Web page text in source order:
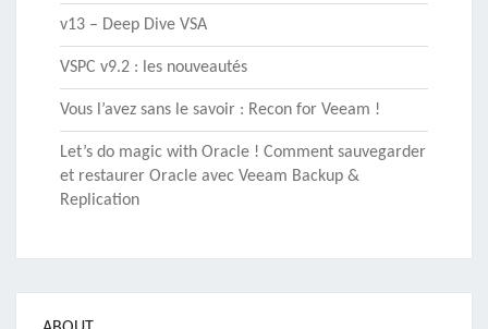
v13 – Deep Dive VSA
VSPC v9.2 : les nouveautés
Vous l’avez sans le savoir : Recon for Veeam !
Let’s do magic with Oracle ! Comment sauvegarder
et restaurer Oracle avec Veeam Backup &
Replication